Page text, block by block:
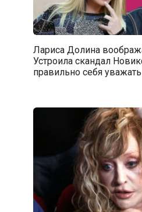
Лариса Долина
Устроила скандал
правильно себя уважать